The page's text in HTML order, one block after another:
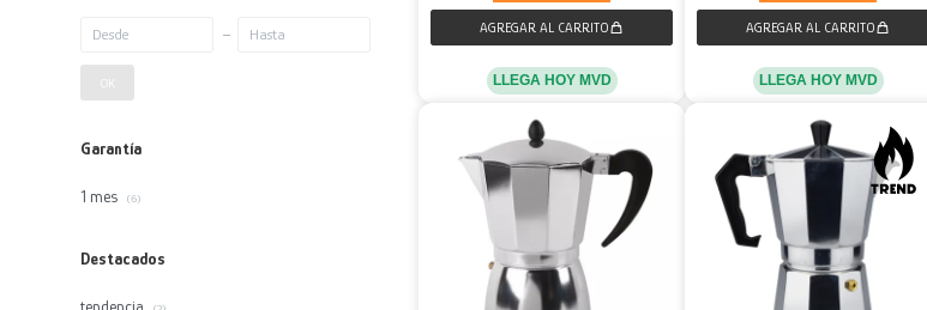
LLEGA HOY MVD LLEGA HOY MVD
Garantía
1 mes (6)
Destacados
tendencia